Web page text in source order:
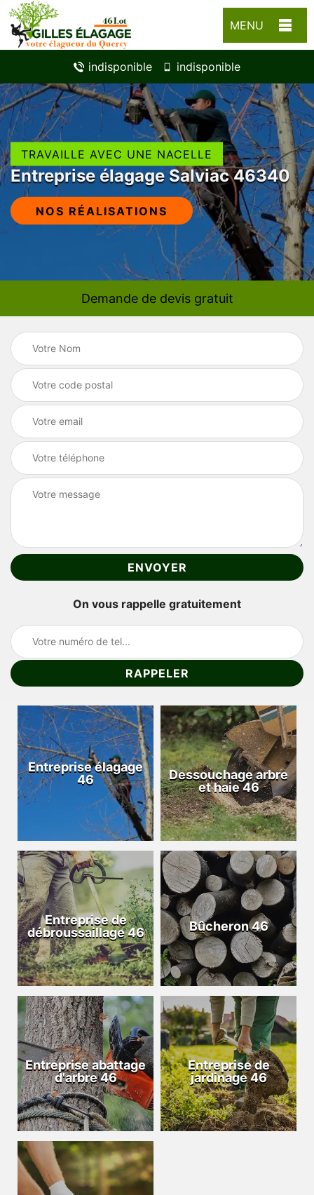
MENU
indisponible indisponible
TRAVAILLE AVEC UNE NACELLE
Entreprise élagage Salviac 46340
NOS RÉALISATIONS
Demande de devis gratuit
On vous rappelle gratuitement
Entreprise élagage
46
Dessouchage arbre
et haie 46
Entreprise de
débroussaillage 46
Bûcheron 46
Entreprise abattage
d'arbre 46
Entreprise de
jardinage 46